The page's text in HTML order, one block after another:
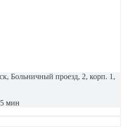
Больничный проезд, 2, корп. 1,
мин